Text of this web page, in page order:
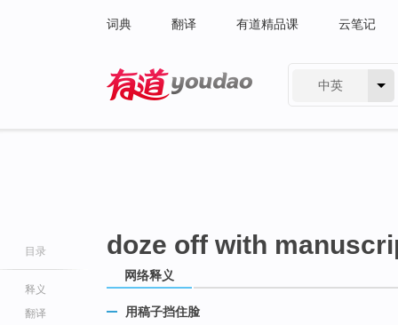
词典 翻译 有道精品课 云笔记
中英
目录
释义
翻译
doze off with
网络释义
用稿子挡住脸